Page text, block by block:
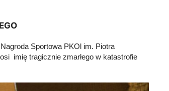
Sportowa PKOl im. Piotra
imię tragicznie zmarłego w katastrofie